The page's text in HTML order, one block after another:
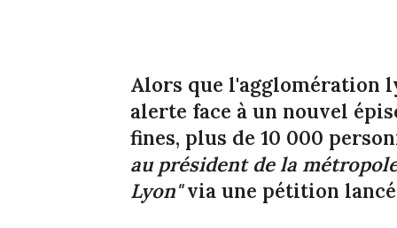
Alors que l'agglomération
alerte face à un nouvel
fines, plus de 10 000
au président de la
Lyon"via une pétition